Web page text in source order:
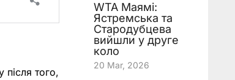
того,
WTA Маямі:
Ястремська та
Стародубцева
вийшли у друге
коло
20 Mar, 2026